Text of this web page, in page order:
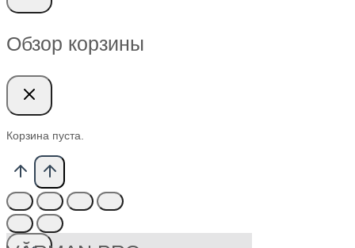
Обзор корзины
Корзина пуста.